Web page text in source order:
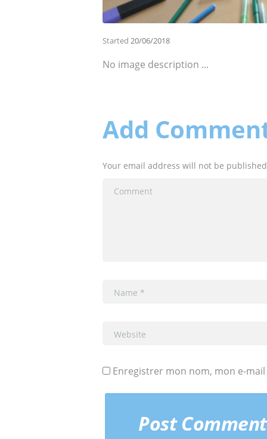
Started 20/06/2018
No image description ...
Add
Your email address will not be
Enregistrer mon nom, mon e-